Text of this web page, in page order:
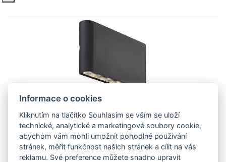
84181003 Nordlux Kinver - Kinver
černá - 84181003 Nordlux
84181003 Kinver Přisazené led svítidlo s krytím ip54 je
vhodné k osvětlení vstupu do domu či jeho oko
Informace o cookies
Kliknutím na tlačítko Souhlasím se vším se uloží
technické, analytické a marketingové soubory cookie,
abychom vám mohli umožnit pohodlné používání
stránek, měřit funkčnost našich stránek a cílit na vás
reklamu. Své preference můžete snadno upravit